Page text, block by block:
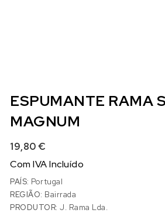
ESPUMANTE RAMA
MAGNUM
19,80€
Com IVA Incluído
PAÍS: Portugal
REGIÃO: Bairrada
PRODUTOR: J. Rama Lda.